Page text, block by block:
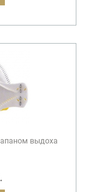
выдоха